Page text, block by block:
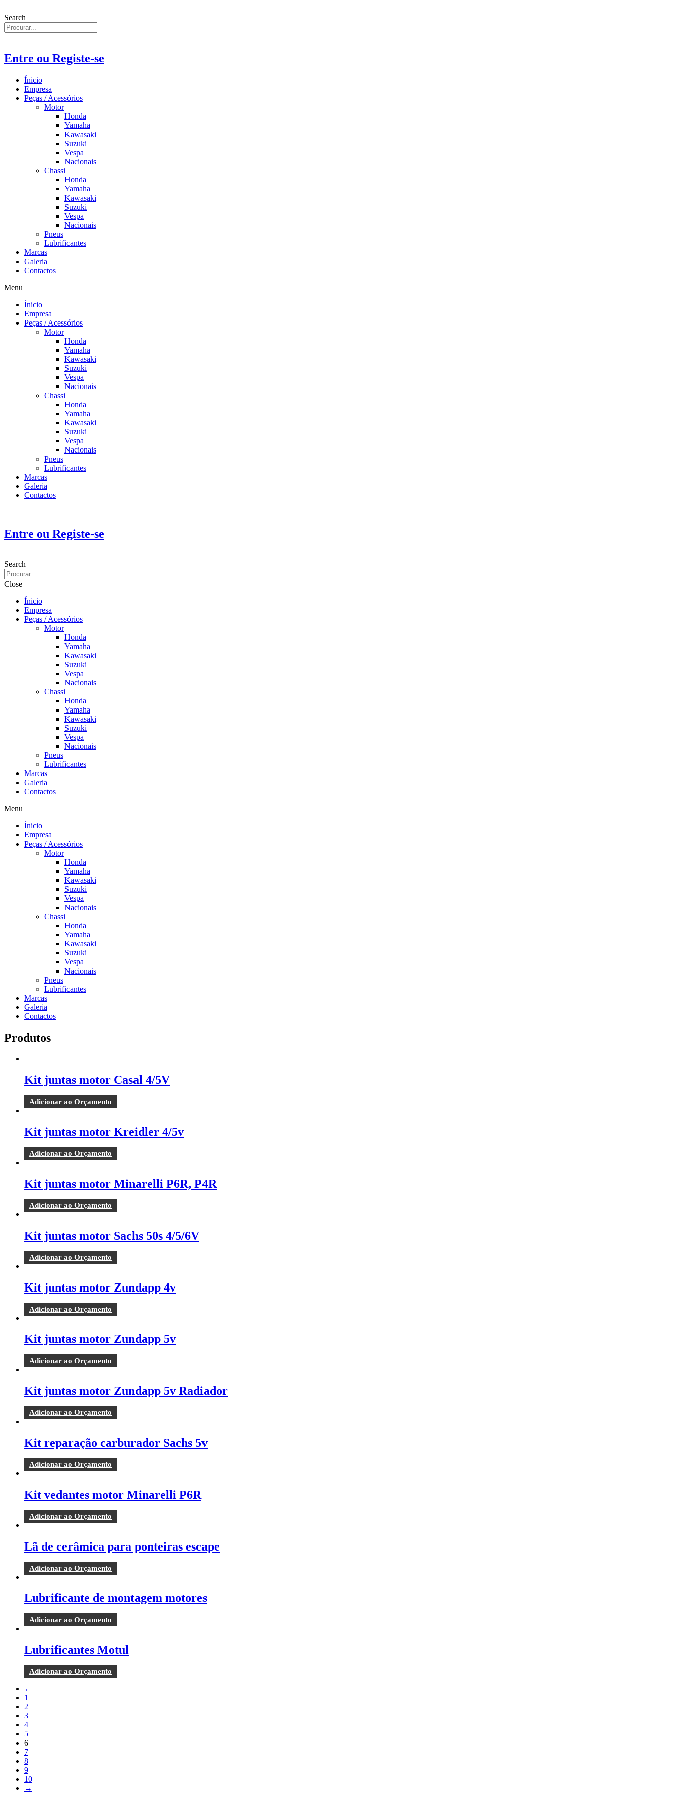
Search
Entre ou Registe-se
Ínicio
Empresa
Peças / Acessórios
Motor
Honda
Yamaha
Kawasaki
Suzuki
Vespa
Nacionais
Chassi
Honda
Yamaha
Kawasaki
Suzuki
Vespa
Nacionais
Pneus
Lubrificantes
Marcas
Galeria
Contactos
Menu
Ínicio
Empresa
Peças / Acessórios
Motor
Honda
Yamaha
Kawasaki
Suzuki
Vespa
Nacionais
Chassi
Honda
Yamaha
Kawasaki
Suzuki
Vespa
Nacionais
Pneus
Lubrificantes
Marcas
Galeria
Contactos
Entre ou Registe-se
Search
Close
Ínicio
Empresa
Peças / Acessórios
Motor
Honda
Yamaha
Kawasaki
Suzuki
Vespa
Nacionais
Chassi
Honda
Yamaha
Kawasaki
Suzuki
Vespa
Nacionais
Pneus
Lubrificantes
Marcas
Galeria
Contactos
Menu
Ínicio
Empresa
Peças / Acessórios
Motor
Honda
Yamaha
Kawasaki
Suzuki
Vespa
Nacionais
Chassi
Honda
Yamaha
Kawasaki
Suzuki
Vespa
Nacionais
Pneus
Lubrificantes
Marcas
Galeria
Contactos
Produtos
Kit juntas motor Casal 4/5V
Adicionar ao Orçamento
Kit juntas motor Kreidler 4/5v
Adicionar ao Orçamento
Kit juntas motor Minarelli P6R, P4R
Adicionar ao Orçamento
Kit juntas motor Sachs 50s 4/5/6V
Adicionar ao Orçamento
Kit juntas motor Zundapp 4v
Adicionar ao Orçamento
Kit juntas motor Zundapp 5v
Adicionar ao Orçamento
Kit juntas motor Zundapp 5v Radiador
Adicionar ao Orçamento
Kit reparação carburador Sachs 5v
Adicionar ao Orçamento
Kit vedantes motor Minarelli P6R
Adicionar ao Orçamento
Lã de cerâmica para ponteiras escape
Adicionar ao Orçamento
Lubrificante de montagem motores
Adicionar ao Orçamento
Lubrificantes Motul
Adicionar ao Orçamento
←
1
2
3
4
5
6
7
8
9
10
→